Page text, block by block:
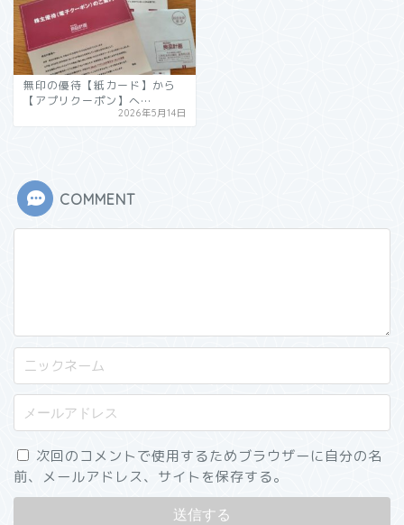
無印の優待【紙カード】から
【アプリクーポン】へ…
2026年5月14日
COMMENT
次回のコメントで使用するためブラウザーに自分の名
前、メールアドレス、サイトを保存する。